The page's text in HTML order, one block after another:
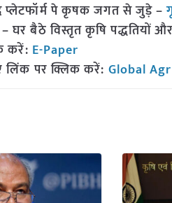
पे कृषक जगत से जुड़े –
– घर बैठे विस्तृत कृषि पद्धतियों
करें: E-Paper
लिंक पर क्लिक करें: Global